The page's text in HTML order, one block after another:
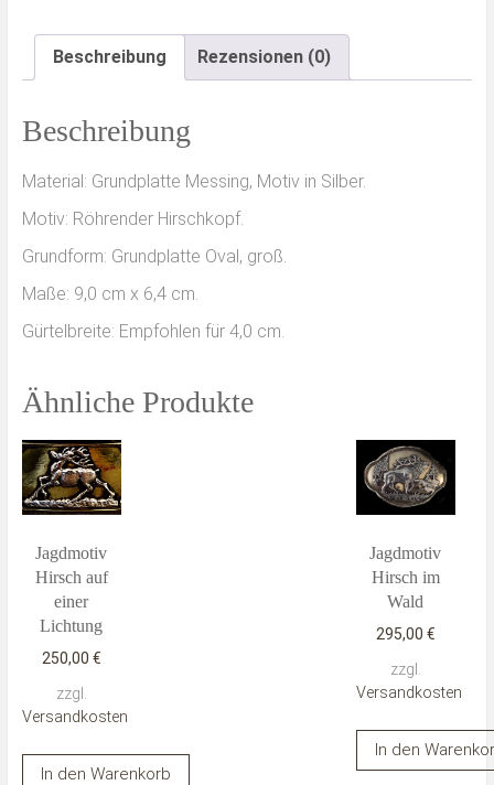
Beschreibung Rezensionen (0)
Beschreibung
Material: Grundplatte Messing, Motiv in Silber.
Motiv: Röhrender Hirschkopf.
Grundform: Grundplatte Oval, groß.
Maße: 9,0 cm x 6,4 cm.
Gürtelbreite: Empfohlen für 4,0 cm.
Ähnliche Produkte
Jagdmotiv
Hirsch auf
einer
Lichtung
250,00 €
zzgl.
Versandkosten
In den Warenkorb
Jagdmotiv
Hirsch im
Wald
295,00 €
zzgl.
Versandkosten
In den